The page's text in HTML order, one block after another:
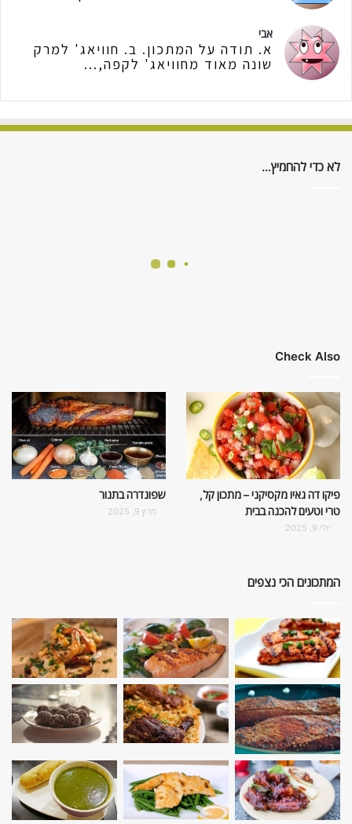
אבי
א. תודה על המתכון. ב. חוויאג' למרק
שונה מאוד מחוויאג' לקפה,...
לא כדי להחמיץ…
Check Also
פיקו דה גאיו מקסיקני – מתכון קל,
טרי וטעים להכנה בבית
יולי 9, 2025
שפונדרה בתנור
מרץ 9, 2025
המתכונים הכי נצפים